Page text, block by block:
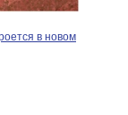
в новом